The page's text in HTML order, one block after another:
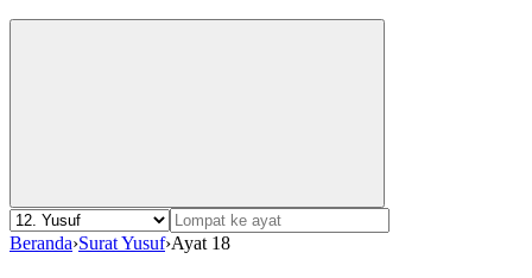
Beranda›Surat Yusuf›Ayat 18